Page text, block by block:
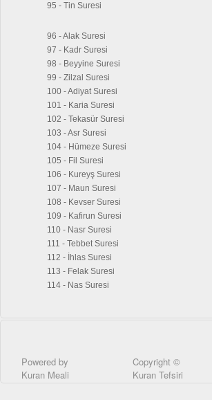
95 - Tin Suresi
96 - Alak Suresi
97 - Kadr Suresi
98 - Beyyine Suresi
99 - Zilzal Suresi
100 - Adiyat Suresi
101 - Karia Suresi
102 - Tekasür Suresi
103 - Asr Suresi
104 - Hümeze Suresi
105 - Fil Suresi
106 - Kureyş Suresi
107 - Maun Suresi
108 - Kevser Suresi
109 - Kafirun Suresi
110 - Nasr Suresi
111 - Tebbet Suresi
112 - İhlas Suresi
113 - Felak Suresi
114 - Nas Suresi
Powered by
Kuran Meali
Copyright ©
Kuran Tefsiri